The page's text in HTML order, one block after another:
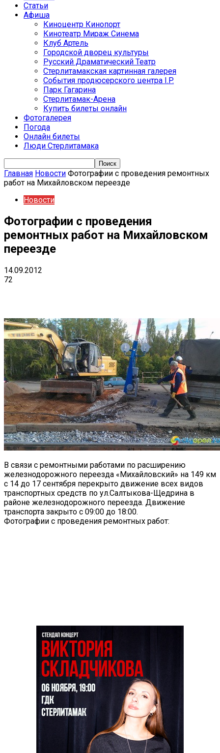
Статьи
Афиша
Киноцентр Кинопорт
Кинотеатр Мираж Синема
Клуб Артель
Городской дворец культуры
Русский Драматический Театр
Стерлитамакская картинная галерея
События продюсерского центра I.P.
Парк Гагарина
Стерлитамак-Арена
Купить билеты онлайн
Фотогалерея
Погода
Онлайн билеты
Люди Стерлитамака
Главная Новости Фотографии с проведения ремонтных
работ на Михайловском переезде
Новости
Фотографии с проведения
ремонтных работ на Михайловском
переезде
14.09.2012
72
В связи с ремонтными работами по расширению
железнодорожного переезда «Михайловский» на 149 км
с 14 до 17 сентября перекрыто движение всех видов
транспортных средств по ул.Салтыкова-Щедрина в
районе железнодорожного переезда. Движение
транспорта закрыто с 09:00 до 18:00.
Фотографии с проведения ремонтных работ: